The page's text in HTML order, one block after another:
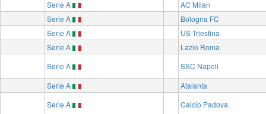
Serie A
AC Milan
Serie A
Bologna FC
Serie A
US Triestina
Serie A
Lazio Roma
Serie A
SSC Napoli
Serie A
Atalanta
Serie A
Calcio Padova